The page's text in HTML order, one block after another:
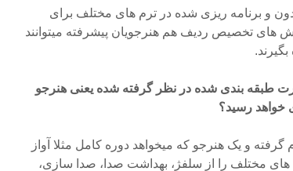
و برنامه ریزی شده در ترم های مختلف برای
های تخصیص ردیف هم هنرجویان پیشرفته میتوانند
طبقه بندی شده در نظر گرفته شده یعنی هنرجو
خواهد رسید؟
گرفته و یک هنرجو که میخواهد دوره کامل مثلا آواز
های مختلف را از سلفژ، بهداشت صدا، صدا سازی،